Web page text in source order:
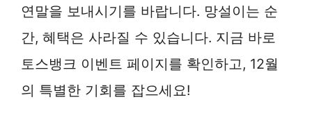
연말을 보내시기를 바랍니다. 망설이는 순
간, 혜택은 사라질 수 있습니다. 지금 바로
토스뱅크 이벤트 페이지를 확인하고, 12월
의 특별한 기회를 잡으세요!